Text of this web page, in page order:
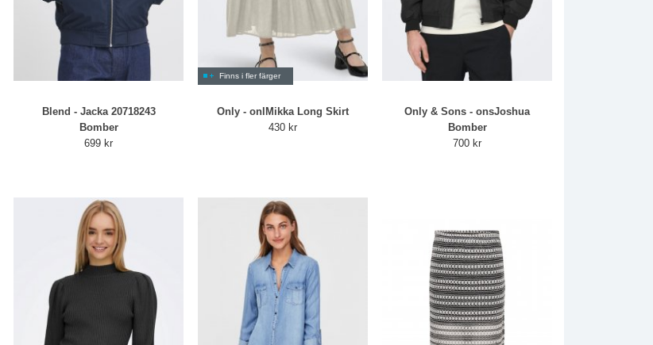
Blend - Jacka 20718243
Bomber
699 kr
Finns i fler färger
Only - onlMikka Long Skirt
430 kr
Only & Sons - onsJoshua
Bomber
700 kr